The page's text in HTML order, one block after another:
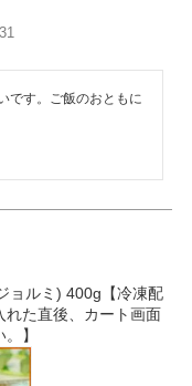
です。ご飯のおともに
ョルミ) 400g【冷凍配
れた直後、カート画面
】